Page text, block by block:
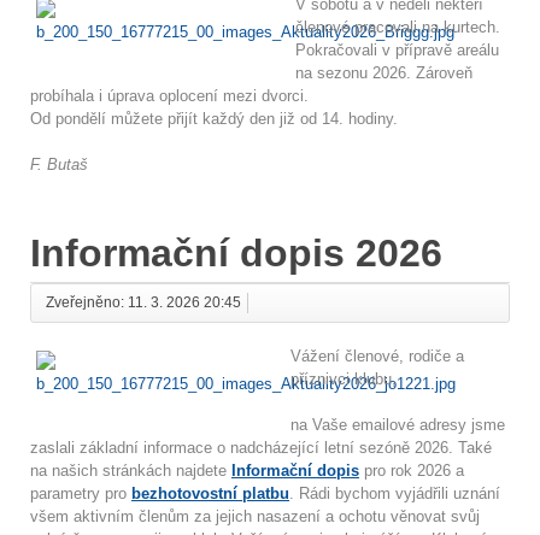
V sobotu a v neděli někteří
členové pracovali na kurtech.
Pokračovali v přípravě areálu
na sezonu 2026. Zároveň
probíhala i úprava oplocení mezi dvorci.
Od pondělí můžete přijít každý den již od 14. hodiny.
F. Butaš
Informační dopis 2026
Zveřejněno: 11. 3. 2026 20:45
Vážení členové, rodiče a
příznivci klubu,
na Vaše emailové adresy jsme
zaslali základní informace o nadcházející letní sezóně 2026. Také
na našich stránkách najdete Informační dopis pro rok 2026 a
parametry pro bezhotovostní platbu. Rádi bychom vyjádřili uznání
všem aktivním členům za jejich nasazení a ochotu věnovat svůj